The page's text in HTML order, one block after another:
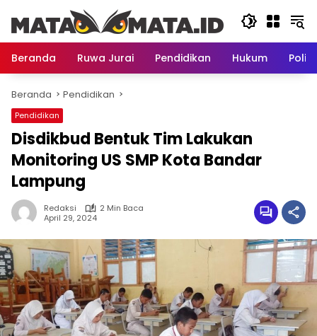
konten
Beranda
Ruwa Jurai Pendidikan Hukum
Beranda Pendidikan
Pendidikan
Disdikbud Bentuk Tim Lakukan
Monitoring US SMP Kota Bandar
Lampung
Redaksi
2 Min Baca
April 29, 2024